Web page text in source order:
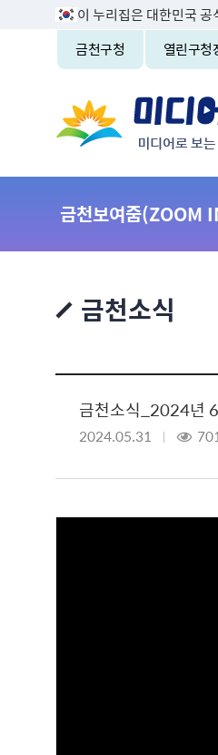
이 누리집은 대한민국
금천구청
열린구청
금천보여줌(ZOOM
금천소식
금천소식_2024년
2024.05.31